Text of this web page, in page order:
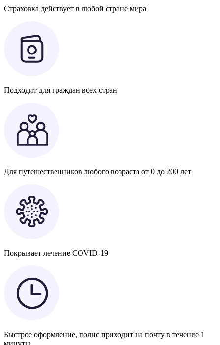
Страховка действует в любой стране мира
Подходит для граждан всех стран
Для путешественников любого возраста от 0 до 200 лет
Покрывает лечение COVID-19
Быстрое оформление, полис приходит на почту в течение 1
минуты